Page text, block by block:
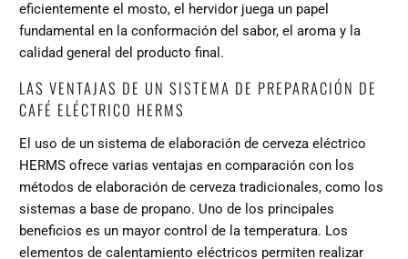
eficientemente el mosto, el hervidor juega un papel
fundamental en la conformación del sabor, el aroma y la
calidad general del producto final.
LAS VENTAJAS DE UN SISTEMA DE PREPARACIÓN DE
CAFÉ ELÉCTRICO HERMS
El uso de un sistema de elaboración de cerveza eléctrico
HERMS ofrece varias ventajas en comparación con los
métodos de elaboración de cerveza tradicionales, como los
sistemas a base de propano. Uno de los principales
beneficios es un mayor control de la temperatura. Los
elementos de calentamiento eléctricos permiten realizar